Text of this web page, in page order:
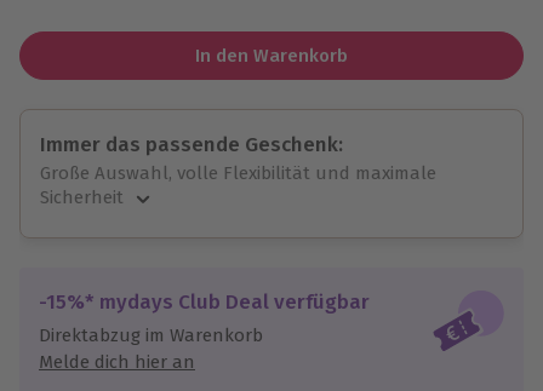
In den Warenkorb
Immer das passende Geschenk:
Große Auswahl, volle Flexibilität und maximale
Sicherheit
Jeder Gutschein für alle Erlebnisse einlösbar.
Maximale Sicherheit
10 Jahre gültig & verlängerbar.
-15%* mydays Club Deal verfügbar
Direktabzug im Warenkorb
Melde dich hier an